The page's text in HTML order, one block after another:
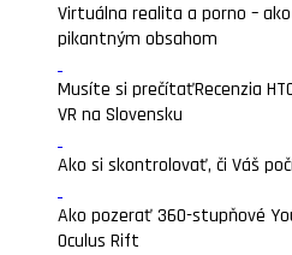
Virtuálna realita a porno –
pikantným obsahom
Musíte si prečítaťRecenzia
VR na Slovensku
Ako si skontrolovať, či Váš
Ako pozerať 360-stupňové
Oculus Rift